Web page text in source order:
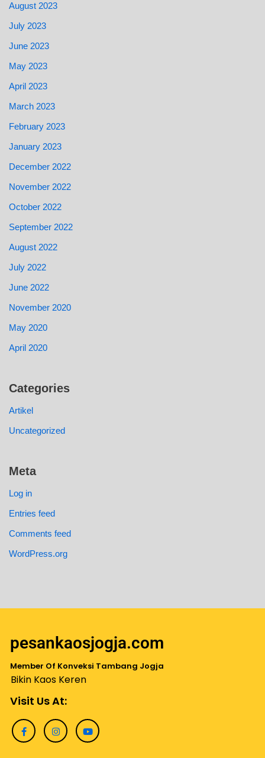
August 2023
July 2023
June 2023
May 2023
April 2023
March 2023
February 2023
January 2023
December 2022
November 2022
October 2022
September 2022
August 2022
July 2022
June 2022
November 2020
May 2020
April 2020
Categories
Artikel
Uncategorized
Meta
Log in
Entries feed
Comments feed
WordPress.org
pesankaosjogja.com
Member Of Konveksi Tambang Jogja
Bikin Kaos Keren
Visit Us At: